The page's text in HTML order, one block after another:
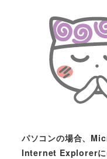
パソコンの場合、
Internet Explorerに